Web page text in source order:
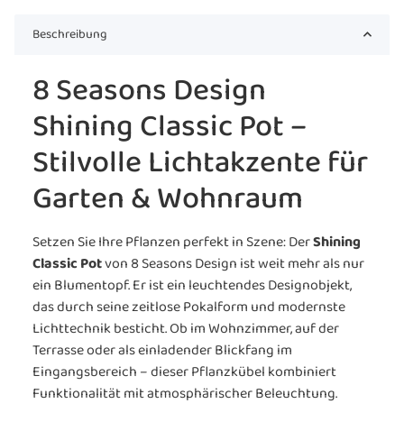
Beschreibung
8 Seasons Design
Shining Classic Pot –
Stilvolle Lichtakzente für
Garten & Wohnraum
Setzen Sie Ihre Pflanzen perfekt in Szene: DerShining
Classic Potvon 8 Seasons Design ist weit mehr als nur
ein Blumentopf. Er ist ein leuchtendes Designobjekt,
das durch seine zeitlose Pokalform und modernste
Lichttechnik besticht. Ob im Wohnzimmer, auf der
Terrasse oder als einladender Blickfang im
Eingangsbereich – dieser Pflanzkübel kombiniert
Funktionalität mit atmosphärischer Beleuchtung.